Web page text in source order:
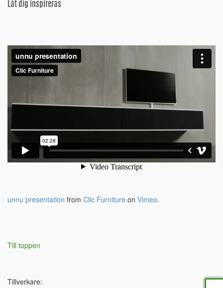
Låt dig inspireras
unnu presentation from Clic Furniture on Vimeo.
Till toppen
Tillverkare: